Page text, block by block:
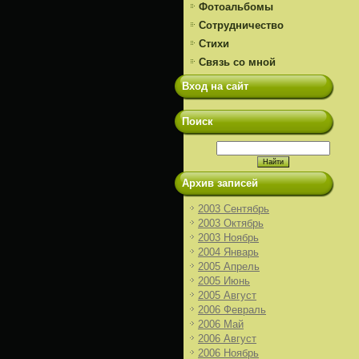
Фотоальбомы
Сотрудничество
Стихи
Связь со мной
Вход на сайт
Поиск
Архив записей
2003 Сентябрь
2003 Октябрь
2003 Ноябрь
2004 Январь
2005 Апрель
2005 Июнь
2005 Август
2006 Февраль
2006 Май
2006 Август
2006 Ноябрь